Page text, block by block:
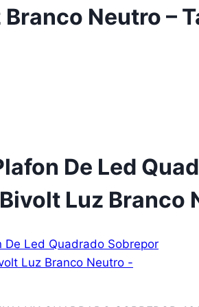
Neutro –
De Led
Luz Branco